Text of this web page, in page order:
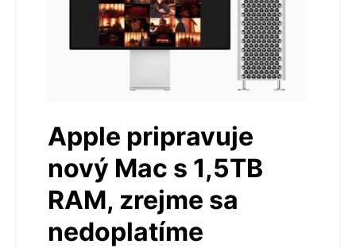
Apple pripravuje
nový Mac s 1,5TB
RAM, zrejme sa
nedoplatíme